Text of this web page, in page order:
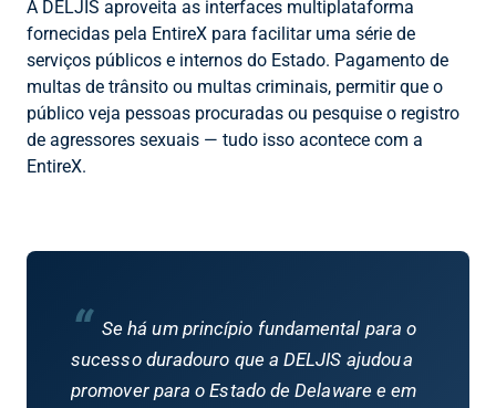
A DELJIS aproveita as interfaces multiplataforma
fornecidas pela EntireX para facilitar uma série de
serviços públicos e internos do Estado. Pagamento de
multas de trânsito ou multas criminais, permitir que o
público veja pessoas procuradas ou pesquise o registro
de agressores sexuais — tudo isso acontece com a
EntireX.
“ Se há um princípio fundamental para o
sucesso duradouro que a DELJIS ajudou a
promover para o Estado de Delaware e em